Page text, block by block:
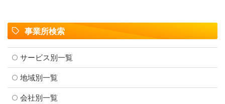
事業所検索
サービス別一覧
地域別一覧
会社別一覧